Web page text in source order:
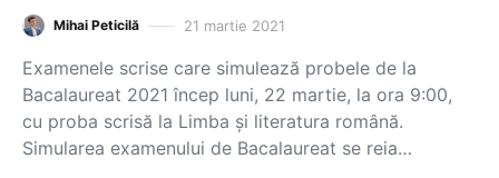
Mihai Peticilă 21 martie 2021
Examenele scrise care simulează probele de la
Bacalaureat 2021 încep luni, 22 martie, la ora 9:00,
cu proba scrisă la Limba și literatura română.
Simularea examenului de Bacalaureat se reia…